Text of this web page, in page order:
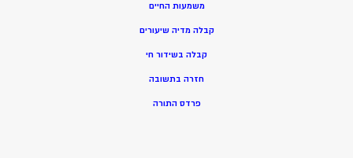
משמעות החיים
קבלה מדיה שיעורים
קבלה בשידור חי
חזרה בתשובה
פרדס התורה